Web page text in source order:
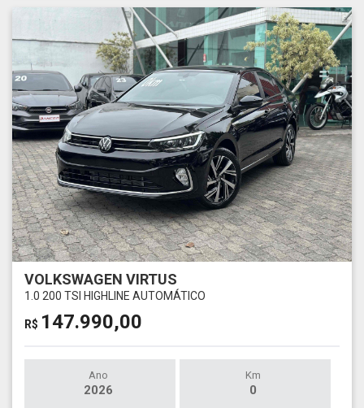
VOLKSWAGEN VIRTUS
1.0 200 TSI HIGHLINE AUTOMÁTICO
R$ 147.990,00
Ano
2026
Km
0